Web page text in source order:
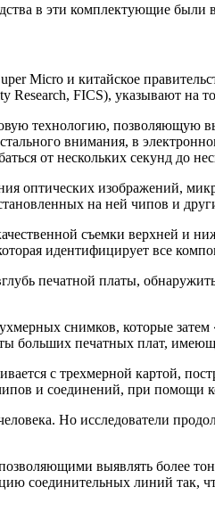
в эти комплектующие были
Micro и китайское
FICS), указывают на
технологию, позволяющую
внимания, в
от нескольких секунд до
оптических изображений,
на ней чипов и
съемки верхней и
идентифицирует все
печатной платы,
снимков, которые
больших печатных плат,
с трехмерной картой,
и соединений, при помощи
Но исследователи
выявлять более
соединительных линий